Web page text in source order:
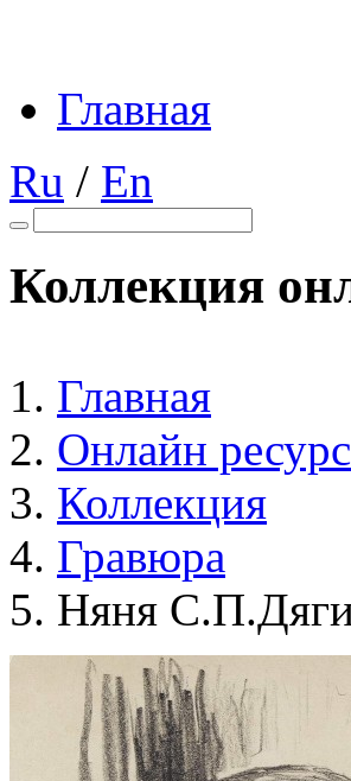
Главная
Ru / En
Коллекция
Главная
Онлайн
Коллекция
Гравюра
Няня